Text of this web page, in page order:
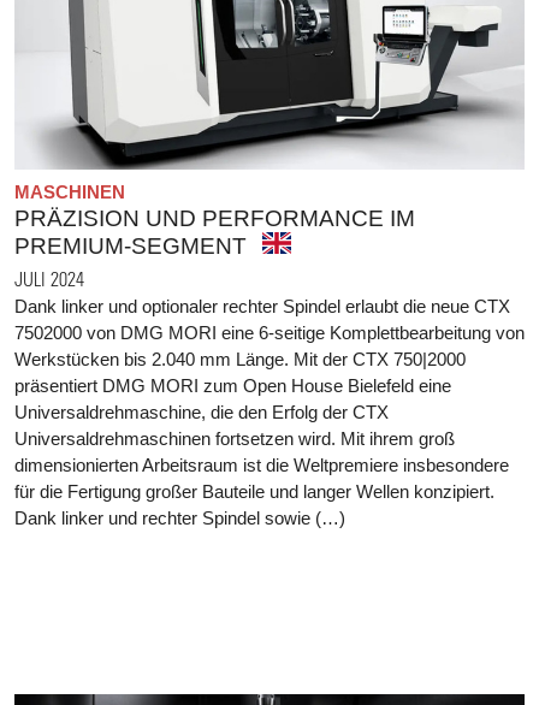
MASCHINEN
PRÄZISION UND PERFORMANCE IM
PREMIUM-SEGMENT
JULI 2024
Dank linker und optionaler rechter Spindel erlaubt die neue CTX
7502000 von DMG MORI eine 6-seitige Komplettbearbeitung von
Werkstücken bis 2.040 mm Länge. Mit der CTX 750|2000
präsentiert DMG MORI zum Open House Bielefeld eine
Universaldrehmaschine, die den Erfolg der CTX
Universaldrehmaschinen fortsetzen wird. Mit ihrem groß
dimensionierten Arbeitsraum ist die Weltpremiere insbesondere
für die Fertigung großer Bauteile und langer Wellen konzipiert.
Dank linker und rechter Spindel sowie (…)